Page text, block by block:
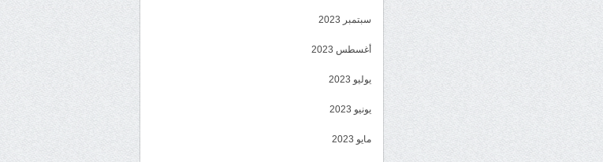
سبتمبر 2023
أغسطس 2023
يوليو 2023
يونيو 2023
مايو 2023